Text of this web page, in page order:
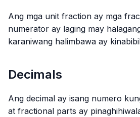
Ang mga unit fraction ay mga
numerator ay laging may
karaniwang halimbawa ay
Decimals
Ang decimal ay isang numero
at fractional parts ay